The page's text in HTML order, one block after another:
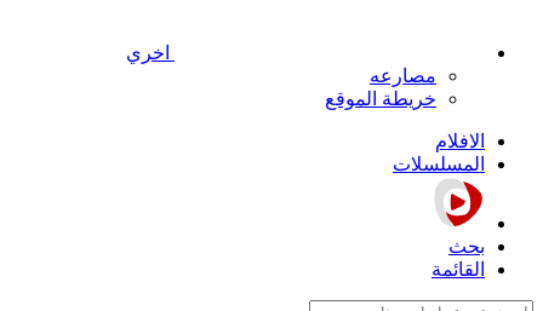
اخري
مصارعه
خريطة الموقع
الافلام
المسلسلات
بحث
القائمة